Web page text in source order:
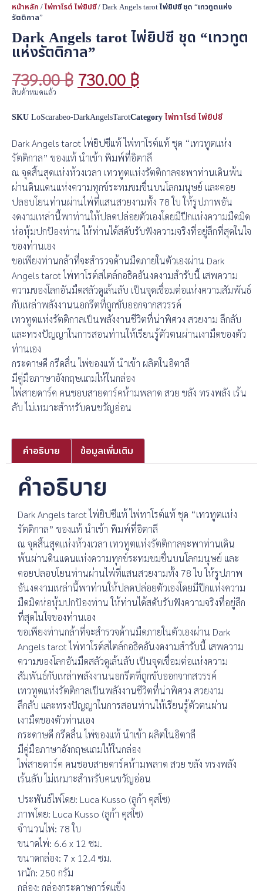
หน้าหลัก /ไพ่ทาโรต์ ไพ่ยิปซี/ Dark Angels tarot ไพ่ยิปซี ชุด “เทวทูตแห่ง
รัตติกาล”
Dark Angels tarot ไพ่ยิปซี ชุด “เทวทูต
แห่งรัตติกาล”
739.00฿ 730.00 ฿
สินค้าหมดแล้ว
SKULoScarabeo-DarkAngelsTarotCategoryไพ่ทาโรต์ ไพ่ยิปซี
Dark Angels tarot ไพ่ยิปซีแท้ ไพ่ทาโรต์แท้ ชุด “เทวทูตแห่ง
รัตติกาล” ของแท้ นำเข้า พิมพ์ที่อิตาลี
ณ จุดสิ้นสุดแห่งห้วงเวลา เทวทูตแห่งรัตติกาลจะพาท่านเดินพ้น
ผ่านดินแดนแห่งความทุกข์ระทมขมขื่นบนโลกมนุษย์ และคอย
ปลอบโยนท่านผ่านไพ่ที่แสนสวยงามทั้ง 78 ใบ ให้รูปภาพอัน
งดงามเหล่านี้พาท่านให้ปลดปล่อยตัวเองโดยมีปีกแห่งความมืดมิด
ห่อหุ้มปกป้องท่าน ให้ท่านได้สดับรับฟังความจริงที่อยู่ลึกที่สุดในใจ
ของท่านเอง
ขอเพียงท่านกล้าที่จะสำรวจด้านมืดภายในตัวเองผ่าน Dark
Angels tarot ไพ่ทาโรต์สไตล์กอธิคอันงดงามสำรับนี้ เสพความ
ความของโลกอันมืดสลัวดูเล้นลับ เป็นจุดเชื่อมต่อแห่งความสัมพันธ์
กับเหล่าพลังงานนอกรีตที่ถูกขับออกจากสวรรค์
เทวทูตแห่งรัตติกาลเป็นพลังงานชีวิตที่น่าพิศวง สวยงาม ลึกลับ
และทรงปัญญาในการสอนท่านให้เรียนรู้ตัวตนผ่านเงามืดของตัว
ท่านเอง
กระดาษดี กรีดลื่น ไพ่ของแท้ นำเข้า ผลิตในอิตาลี
มีคู่มือภาษาอังกฤษแถมให้ในกล่อง
ไพ่สายดาร์ค คนชอบสายดาร์คห้ามพลาด สวย ขลัง ทรงพลัง เร้น
ลับ ไม่เหมาะสำหรับคนขวัญอ่อน
คำอธิบาย ข้อมูลเพิ่มเติม
คำอธิบาย
Dark Angels tarot ไพ่ยิปซีแท้ ไพ่ทาโรต์แท้ ชุด “เทวทูตแห่ง
รัตติกาล” ของแท้ นำเข้า พิมพ์ที่อิตาลี
ณ จุดสิ้นสุดแห่งห้วงเวลา เทวทูตแห่งรัตติกาลจะพาท่านเดิน
พ้นผ่านดินแดนแห่งความทุกข์ระทมขมขื่นบนโลกมนุษย์ และ
คอยปลอบโยนท่านผ่านไพ่ที่แสนสวยงามทั้ง 78 ใบ ให้รูปภาพ
อันงดงามเหล่านี้พาท่านให้ปลดปล่อยตัวเองโดยมีปีกแห่งความ
มืดมิดห่อหุ้มปกป้องท่าน ให้ท่านได้สดับรับฟังความจริงที่อยู่ลึก
ที่สุดในใจของท่านเอง
ขอเพียงท่านกล้าที่จะสำรวจด้านมืดภายในตัวเองผ่าน Dark
Angels tarot ไพ่ทาโรต์สไตล์กอธิคอันงดงามสำรับนี้ เสพความ
ความของโลกอันมืดสลัวดูเล้นลับ เป็นจุดเชื่อมต่อแห่งความ
สัมพันธ์กับเหล่าพลังงานนอกรีตที่ถูกขับออกจากสวรรค์
เทวทูตแห่งรัตติกาลเป็นพลังงานชีวิตที่น่าพิศวง สวยงาม
ลึกลับ และทรงปัญญาในการสอนท่านให้เรียนรู้ตัวตนผ่าน
เงามืดของตัวท่านเอง
กระดาษดี กรีดลื่น ไพ่ของแท้ นำเข้า ผลิตในอิตาลี
มีคู่มือภาษาอังกฤษแถมให้ในกล่อง
ไพ่สายดาร์ค คนชอบสายดาร์คห้ามพลาด สวย ขลัง ทรงพลัง
เร้นลับ ไม่เหมาะสำหรับคนขวัญอ่อน
ประพันธ์ไพ่โดย: Luca Kusso (ลูก้า คุสโซ)
ภาพโดย: Luca Kusso (ลูก้า คุสโซ)
จำนวนไพ่: 78 ใบ
ขนาดไพ่: 6.6 x 12 ซม.
ขนาดกล่อง: 7 x 12.4 ซม.
หนัก: 250 กรัม
กล่อง: กล่องกระดาษการ์ดแข็ง